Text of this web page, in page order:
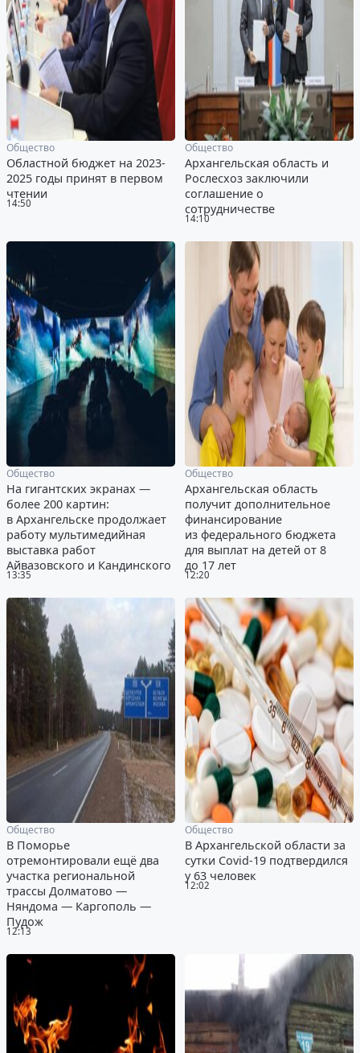
14:50
Общество
Областной бюджет на 2023-
2025 годы принят в первом
чтении
14:10
Общество
Архангельская область и
Рослесхоз заключили
соглашение о
сотрудничестве
13:35
Общество
На гигантских экранах —
более 200 картин:
в Архангельске продолжает
работу мультимедийная
выставка работ
Айвазовского и Кандинского
12:20
Общество
Архангельская область
получит дополнительное
финансирование
из федерального бюджета
для выплат на детей от 8
до 17 лет
12:13
Общество
В Поморье
отремонтировали ещё два
участка региональной
трассы Долматово —
Няндома — Каргополь —
Пудож
12:02
Общество
В Архангельской области за
сутки Covid-19 подтвердился
у 63 человек